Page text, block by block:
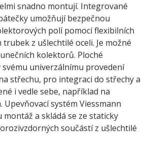
snadno montují. Integrované
umožňují bezpečnou
polí pomocí flexibilních
z ušlechtilé oceli. Je možné
kolektorů. Ploché
univerzálnímu provedení
střechu, pro integraci do střechy a
i vedle sebe, například na
Upevňovací systém Viessmann
a skládá se ze staticky
součástí z ušlechtilé